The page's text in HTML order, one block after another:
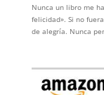
Nunca un libro me
felicidad». Si no
de alegría. Nunca